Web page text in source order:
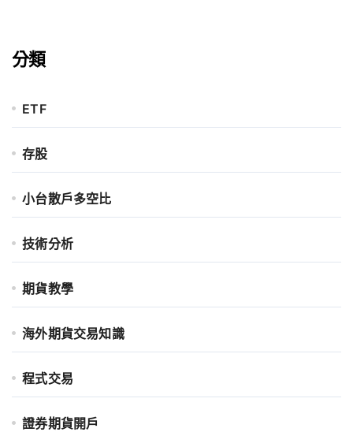
分類
ETF
存股
小台散戶多空比
技術分析
期貨教學
海外期貨交易知識
程式交易
證券期貨開戶